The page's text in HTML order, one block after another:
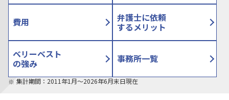
費用 弁護士に依頼
するメリット
ベリーベスト
の強み 事務所一覧
集計期間：2011年1月〜2026年6月末日現在